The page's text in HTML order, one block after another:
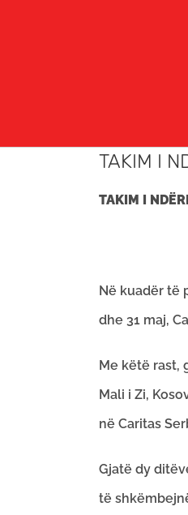
TAKIM I
TAKIM I
Në kuadër të
dhe 31 maj,
Me këtë rast,
Mali i Zi,
në Caritas
Gjatë dy
të